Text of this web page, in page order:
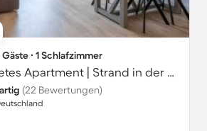
∙ 1 Schlafzimmer
Voll ausgestattetes Apartment | Strand in der Nähe | Haustiere erlaubt
(22 Bewertungen)